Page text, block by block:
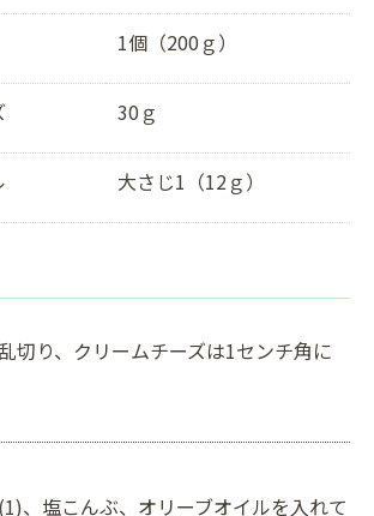
1個（200ｇ）
30ｇ
大さじ1（12ｇ）
切り、クリームチーズは1センチ角に
、塩こんぶ、オリーブオイルを入れて